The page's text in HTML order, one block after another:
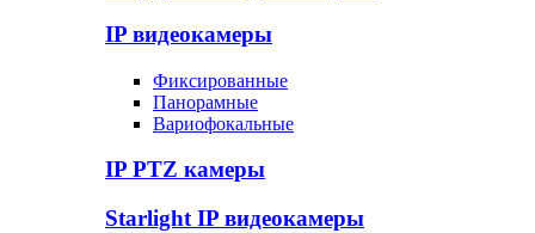
IP видеокамеры
Фиксированные
Панорамные
Вариофокальные
IP PTZ камеры
Starlight IP видеокамеры